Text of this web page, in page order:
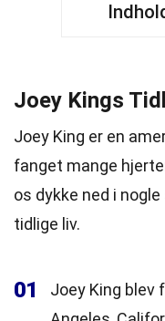
Joey Kings
Joey King er en
fanget mange
os dykke ned i
tidlige liv.
01 Joey King blev